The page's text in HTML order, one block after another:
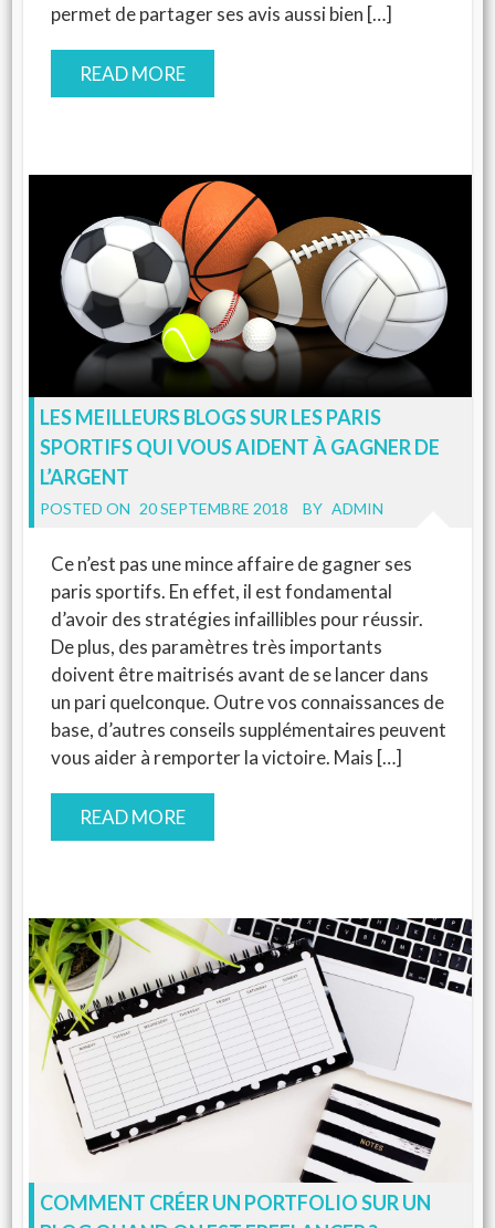
permet de partager ses avis aussi bien […]
READ MORE
LES MEILLEURS BLOGS SUR LES PARIS
SPORTIFS QUI VOUS AIDENT À GAGNER DE
L’ARGENT
POSTED ON 20 SEPTEMBRE 2018 BY ADMIN
Ce n’est pas une mince affaire de gagner ses
paris sportifs. En effet, il est fondamental
d’avoir des stratégies infaillibles pour réussir.
De plus, des paramètres très importants
doivent être maitrisés avant de se lancer dans
un pari quelconque. Outre vos connaissances de
base, d’autres conseils supplémentaires peuvent
vous aider à remporter la victoire. Mais […]
READ MORE
COMMENT CRÉER UN PORTFOLIO SUR UN